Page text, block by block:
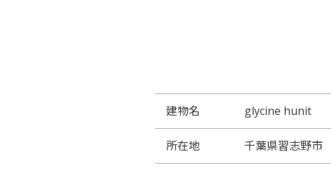
建物名 glycine hunit
所在地 千葉県習志野市